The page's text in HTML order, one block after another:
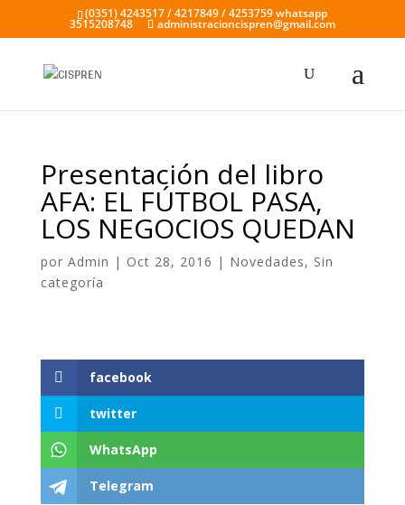
(0351) 4243517 / 4217849 / 4253759 whatsapp
3515208748 administracioncispren@gmail.com
Presentación del libro
AFA: EL FÚTBOL PASA,
LOS NEGOCIOS QUEDAN
por Admin | Oct 28, 2016 | Novedades, Sin
categoría
facebook
twitter
WhatsApp
Telegram